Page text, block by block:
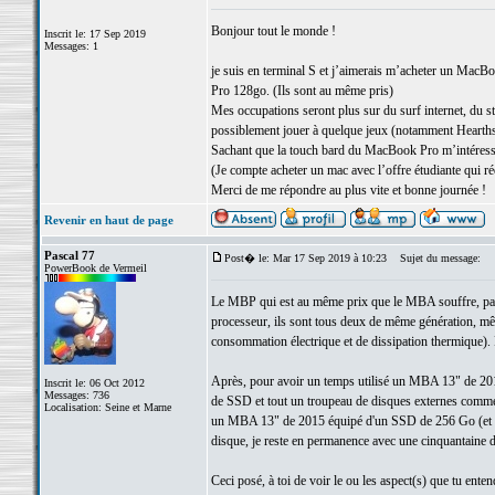
Inscrit le: 17 Sep 2019
Messages: 1
Bonjour tout le monde !
je suis en terminal S et j’aimerais m’acheter un
Pro 128go. (Ils sont au même pris)
Mes occupations seront plus sur du surf internet, du
possiblement jouer à quelque jeux (notamment
Sachant que la touch bard du MacBook Pro
(Je compte acheter un mac avec l’offre étudiante qui
Merci de me répondre au plus vite et bonne journée !
Revenir en haut de page
Pascal 77
PowerBook de Vermeil
Inscrit le: 06 Oct 2012
Messages: 736
Localisation: Seine et Marne
Post� le: Mar 17 Sep 2019 à 10:23 Sujet du message:
Le MBP qui est au même prix que le MBA souffre,
processeur, ils sont tous deux de même génération,
consommation électrique et de dissipation
Après, pour avoir un temps utilisé un MBA 13" de
de SSD et tout un troupeau de disques externes
un MBA 13" de 2015 équipé d'un SSD de 256 Go (et
disque, je reste en permanence avec une
Ceci posé, à toi de voir le ou les aspect(s) que tu